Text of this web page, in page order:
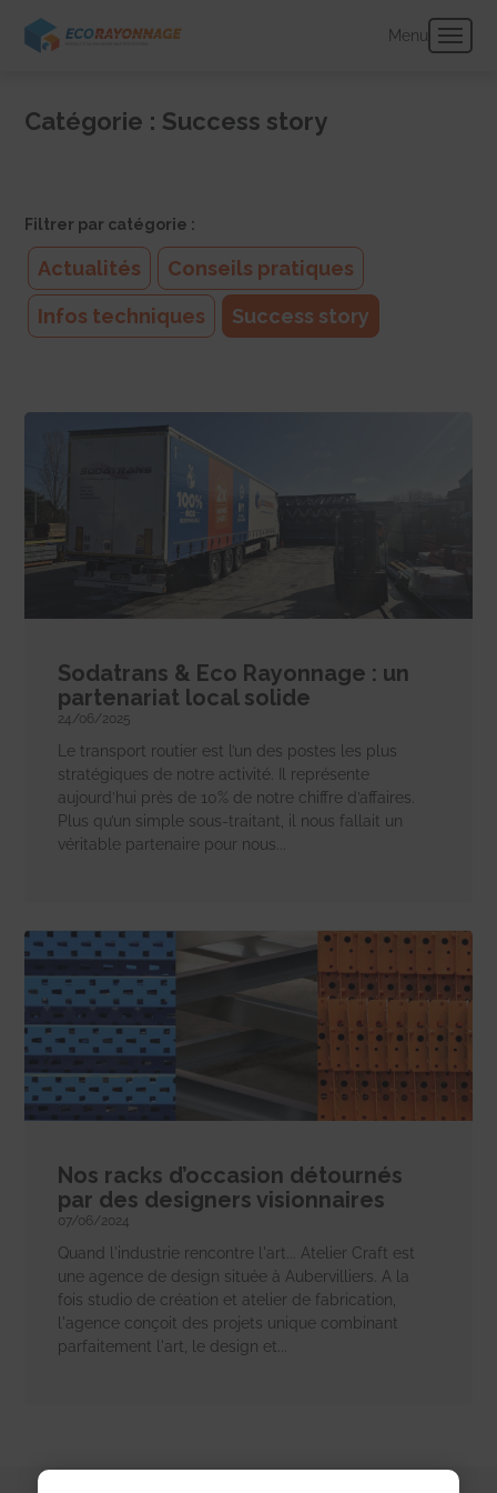
Menu
Catégorie : Success story
Filtrer par catégorie :
Actualités Conseils pratiques
Infos techniques Success story
Sodatrans & Eco Rayonnage : un
partenariat local solide
24/06/2025
Le transport routier est l’un des postes les plus
stratégiques de notre activité. Il représente
aujourd’hui près de 10% de notre chiffre d’affaires.
Plus qu’un simple sous-traitant, il nous fallait un
véritable partenaire pour nous...
Nos racks d’occasion détournés
par des designers visionnaires
07/06/2024
Quand l'industrie rencontre l'art... Atelier Craft est
une agence de design située à Aubervilliers. A la
fois studio de création et atelier de fabrication,
l'agence conçoit des projets unique combinant
parfaitement l'art, le design et...